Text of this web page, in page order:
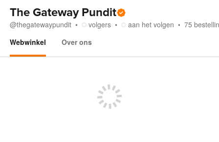
The Gateway Pundit
@thegatewaypundit volgers aan het volgen 75
Webwinkel
Over ons